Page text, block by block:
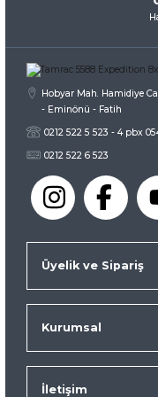
Hobyar Mah. Hamidiye
- Eminönü - Fatih
0212 522 5 523 - 4 pbx
0212 522 6 523
Üyelik ve Sipariş
Kurumsal
İletişim